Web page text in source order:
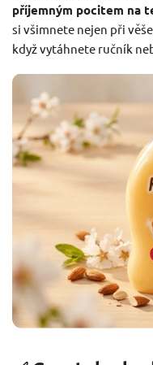
příjemným pocitem na
si všimnete nejen při
když vytáhnete ručník